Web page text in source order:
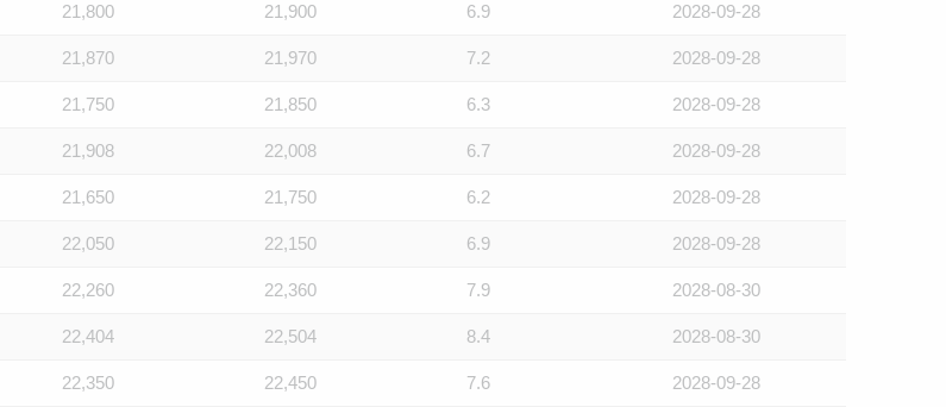
21,800 21,900 6.9 2028-09-28
21,870 21,970 7.2 2028-09-28
21,750 21,850 6.3 2028-09-28
21,908 22,008 6.7 2028-09-28
21,650 21,750 6.2 2028-09-28
22,050 22,150 6.9 2028-09-28
22,260 22,360 7.9 2028-08-30
22,404 22,504 8.4 2028-08-30
22,350 22,450 7.6 2028-09-28